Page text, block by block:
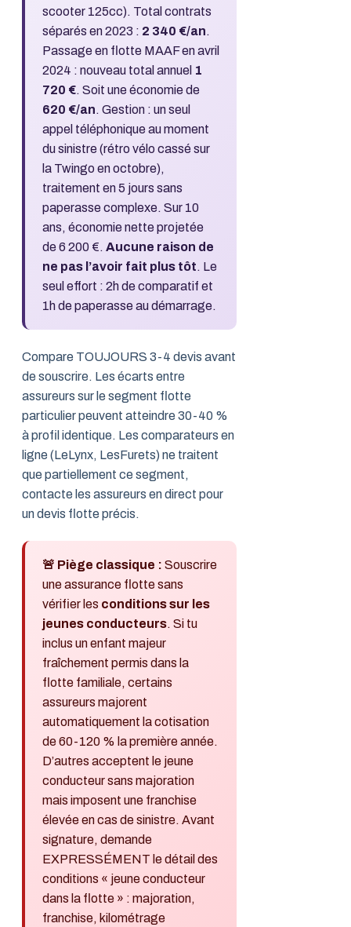
scooter 125cc). Total contrats
séparés en 2023 : 2 340 €/an.
Passage en flotte MAAF en avril
2024 : nouveau total annuel 1
720 €. Soit une économie de
620 €/an. Gestion : un seul
appel téléphonique au moment
du sinistre (rétro vélo cassé sur
la Twingo en octobre),
traitement en 5 jours sans
paperasse complexe. Sur 10
ans, économie nette projetée
de 6 200 €. Aucune raison de
ne pas l’avoir fait plus tôt. Le
seul effort : 2h de comparatif et
1h de paperasse au démarrage.
Compare TOUJOURS 3-4 devis avant
de souscrire. Les écarts entre
assureurs sur le segment flotte
particulier peuvent atteindre 30-40 %
à profil identique. Les comparateurs en
ligne (LeLynx, LesFurets) ne traitent
que partiellement ce segment,
contacte les assureurs en direct pour
un devis flotte précis.
🚨 Piège classique : Souscrire
une assurance flotte sans
vérifier les conditions sur les
jeunes conducteurs. Si tu
inclus un enfant majeur
fraîchement permis dans la
flotte familiale, certains
assureurs majorent
automatiquement la cotisation
de 60-120 % la première année.
D’autres acceptent le jeune
conducteur sans majoration
mais imposent une franchise
élevée en cas de sinistre. Avant
signature, demande
EXPRESSÉMENT le détail des
conditions « jeune conducteur
dans la flotte » : majoration,
franchise, kilométrage